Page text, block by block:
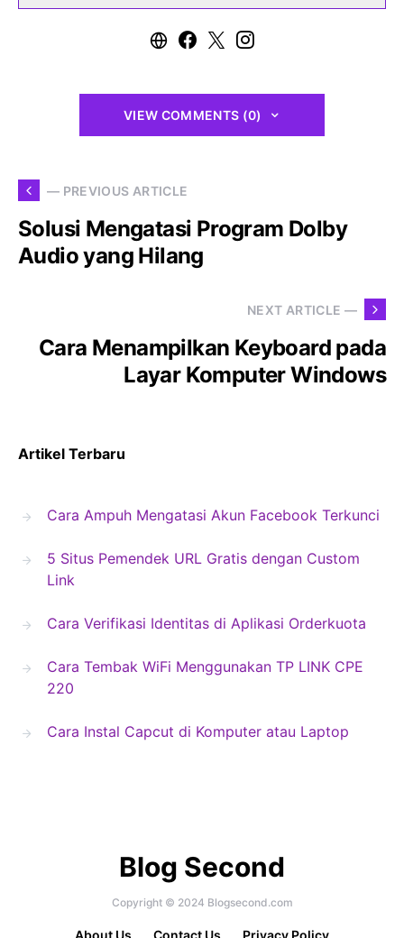
VIEW COMMENTS (0)
— PREVIOUS ARTICLE
Solusi Mengatasi Program Dolby
Audio yang Hilang
NEXT ARTICLE —
Cara Menampilkan Keyboard pada
Layar Komputer Windows
Artikel Terbaru
Cara Ampuh Mengatasi Akun Facebook Terkunci
5 Situs Pemendek URL Gratis dengan Custom
Link
Cara Verifikasi Identitas di Aplikasi Orderkuota
Cara Tembak WiFi Menggunakan TP LINK CPE
220
Cara Instal Capcut di Komputer atau Laptop
Blog Second
Copyright © 2024 Blogsecond.com
About Us Contact Us Privacy Policy